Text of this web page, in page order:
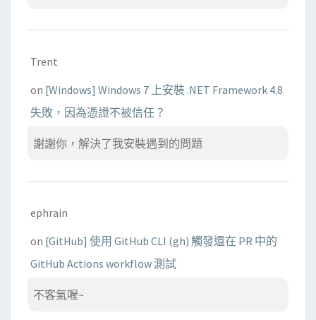
Trent
on [Windows] Windows 7 上安裝 .NET Framework 4.8
失敗，因為憑證不被信任？
謝謝你，解決了我安裝遇到的問題
ephrain
on [GitHub] 使用 GitHub CLI (gh) 觸發還在 PR 中的
GitHub Actions workflow 測試
不客氣喔~